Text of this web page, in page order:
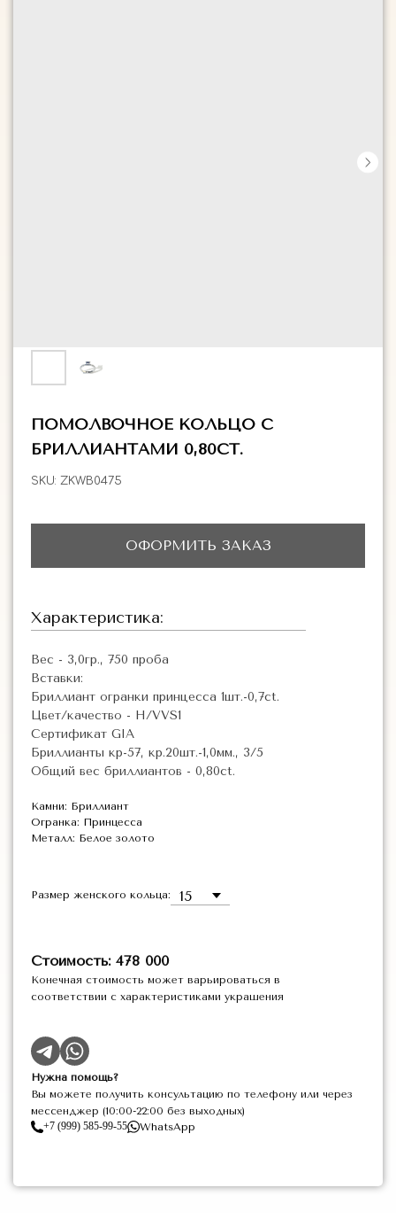
ПОМОЛВОЧНОЕ КОЛЬЦО С
БРИЛЛИАНТАМИ 0,80CT.
SKU: ZKWB0475
Размер женского кольца:
ОФОРМИТЬ ЗАКАЗ
Характеристика:
Вес - 3,0гр., 750 проба
Вставки:
Бриллиант огранки принцесса 1шт.-0,7ct.
Цвет/качество - H/VVS1
Сертификат GIA
Бриллианты кр-57, кр.20шт.-1,0мм., 3/5
Общий вес бриллиантов - 0,80ct.
Камни: Бриллиант
Огранка: Принцесса
Металл: Белое золото
Стоимость: 478 000
Конечная стоимость может варьироваться в
соответствии с характеристиками украшения
Нужна помощь?
Вы можете получить консультацию по телефону или через
мессенджер (10:00-22:00 без выходных)
+7 (999) 585-99-55
WhatsApp